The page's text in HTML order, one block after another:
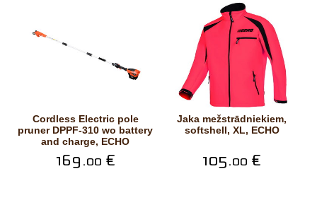
Cordless Electric pole
pruner DPPF-310 wo battery
and charge, ECHO
169.00 €
Jaka mežstrādniekiem,
softshell, XL, ECHO
105.00 €